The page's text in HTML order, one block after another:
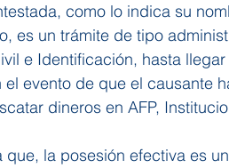
como lo indica su
es un trámite de tipo
e Identificación, hasta
evento de que el causante
dineros en AFP,
que, la posesión efectiva es